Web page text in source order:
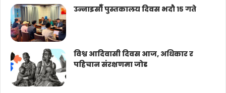
उन्नाइसौँ पुस्तकालय दिवस भदौ १५ गते
विश्व आदिवासी दिवस आज, अधिकार र
पहिचान संरक्षणमा जोड